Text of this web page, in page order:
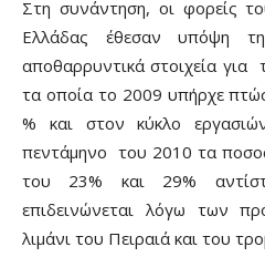
Στη συνάντηση, οι φορείς
Ελλάδας έθεσαν υπόψη
αποθαρρυντικά στοιχεία
τα οποία το 2009 υπήρχε
% και στον κύκλο
πεντάμηνο του 2010 τα
του 23% και 29%
επιδεινώνεται λόγω των
λιμάνι του Πειραιά και του